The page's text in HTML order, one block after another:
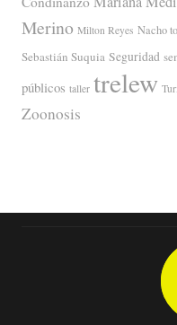
Merino Milton Reyes Nacho
Sebastián Suquia Seguridad
públicos taller trelew
Zoonosis